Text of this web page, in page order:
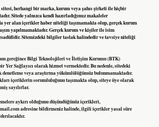
herhangi bir marka, kurum veya şahıs şirketi ile hiçbir
Sitede yalnızca kendi hazırladığımız makaleler
yer alan içerikler haber niteliği taşımamakta olup, gerçek kurum
yapılmamaktadır. Gerçek kurum ve kişiler ile isim
Sitemizdeki bilgiler taslak halindedir ve tavsiye niteliği
gereğince Bilgi Teknolojileri ve İletişim Kurumu (BTK)
Yer Sağlayıcı olarak hizmet vermektedir. Bu nedenle, sitedeki
veya araştırma yükümlülüğümüz bulunmamaktadır.
içeriklerin sorumluluğunu taşımakta olup, siteye üye olarak
sayılırlar.
aykırı olduğunu düşündüğünüz içerikleri,
adresine bildirmeniz halinde, ilgili içerikler yasal süre